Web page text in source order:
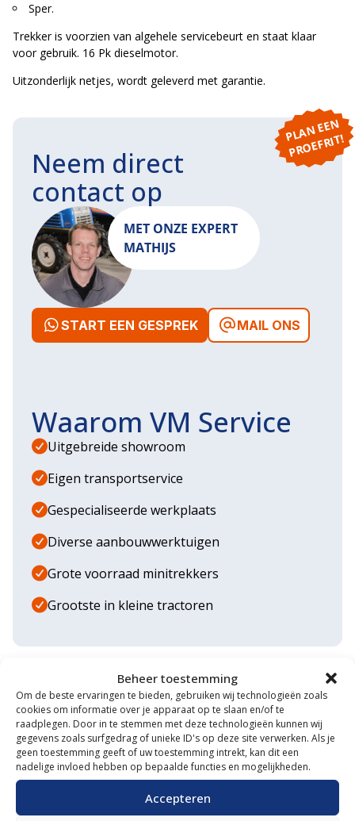
Beheer toestemming
Om de beste ervaringen te bieden, gebruiken wij technologieën zoals
cookies om informatie over je apparaat op te slaan en/of te
raadplegen. Door in te stemmen met deze technologieën kunnen wij
gegevens zoals surfgedrag of unieke ID's op deze site verwerken. Als je
geen toestemming geeft of uw toestemming intrekt, kan dit een
nadelige invloed hebben op bepaalde functies en mogelijkheden.
Accepteren
Sper.
Trekker is voorzien van algehele servicebeurt en staat klaar
voor gebruik. 16 Pk dieselmotor.
Uitzonderlijk netjes, wordt geleverd met garantie.
P
L
A
N
E
E
N
P
R
O
E
F
RI
T!
Neem direct
contact op
MET ONZE EXPERT
MATHIJS
START EEN GESPREK MAIL ONS
Waarom VM Service
Uitgebreide showroom
Eigen transportservice
Gespecialiseerde werkplaats
Diverse aanbouwwerktuigen
Grote voorraad minitrekkers
Grootste in kleine tractoren
Vergelijkbare producten
Margetrekker, Voorlader